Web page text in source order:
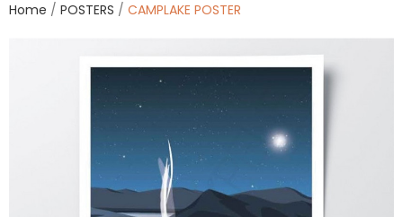
Home POSTERS CAMPLAKE POSTER